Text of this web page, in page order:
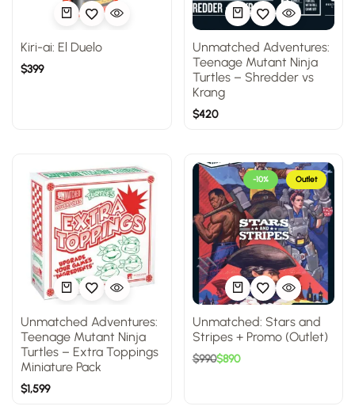
Kiri-ai: El Duelo
$399
Unmatched Adventures:
Teenage Mutant Ninja
Turtles – Shredder vs
Krang
$420
Unmatched Adventures:
Teenage Mutant Ninja
Turtles – Extra Toppings
Miniature Pack
$1,599
-10% Outlet
Unmatched: Stars and
Stripes + Promo (Outlet)
$990$890